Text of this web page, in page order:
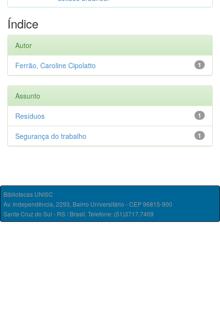
Índice
Autor
1
Ferrão, Caroline Cipolatto
Assunto
1
Resíduos
1
Segurança do trabalho
Bibliotecas UNISC
Av. Independência, 2293, Bairro Universitário - CEP 96815-900
Santa Cruz do Sul - RS / Brasil. Telefone: (51)3717.7409